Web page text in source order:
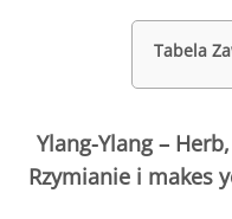
Tabela
Ylang-Ylang –
Rzymianie i makes